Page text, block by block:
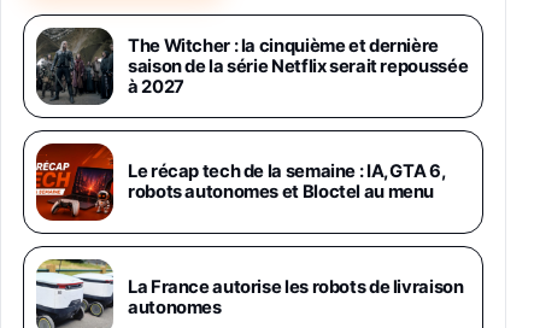
Samsung Galaxy Miracle Ultra, Smartphone
Android 5G avec Galaxy AI, 512 Go,
Chargeur Secteur Rapide 25W Inclus,
Smartphone déverrouillé, Noir, Version FR
1019€
Galaxy S26 Ultra 512 Go Bleu
1019€1399€Fnac (Vendeur Tiers)
Galaxy S26 Ultra 256 Go Violet
892€ 1199€Fnac (Vendeur Tiers)
The Witcher : la cinquième et dernière
saison de la série Netflix serait repoussée
à 2027
Le récap tech de la semaine : IA, GTA 6,
robots autonomes et Bloctel au menu
La France autorise les robots de livraison
autonomes